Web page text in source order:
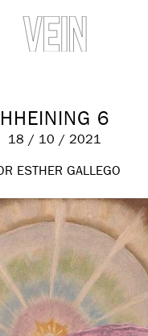
HHEINING 6
18 / 10 / 2021
ESTHER GALLEGO